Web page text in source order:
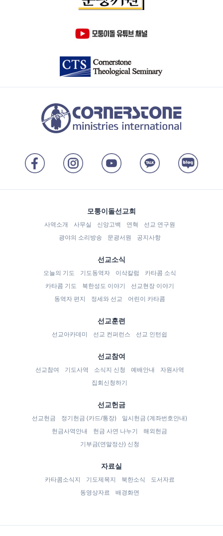
모퉁이돌선교회
사역소개 사무실 신앙고백 연혁
선교 연구원
광야의 소리방송
문광서원 공지사항
선교소식
오늘의 기도 기도동역자 이삭칼럼
카타콤 소식
카타콤 기도
북한성도 이야기
선교현장 이야기
동역자 편지
정세와 선교 어린이 카타콤
선교훈련
선교아카데미 선교 컨퍼런스 선교 인턴쉽
선교참여
선교참여 기도사역 소식지 신청 예배안내
자원사역
집회신청하기
선교헌금
선교헌금 정기헌금 (카드/통장)
일시헌금 (계좌번호안내)
헌금사역안내
헌금 사연 나누기
해외헌금
기부금(연말정산) 신청
자료실
카타콤소식지 기도제목지 북한소식
도서자료
동영상자료
배경화면